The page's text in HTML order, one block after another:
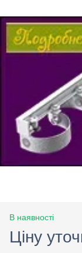
В наявності
Ціну